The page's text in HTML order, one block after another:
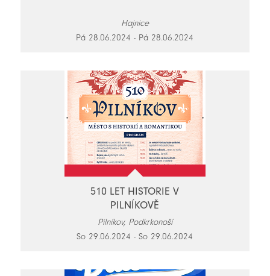
Hajnice
Pá 28.06.2024 - Pá 28.06.2024
510 LET HISTORIE V
PILNÍKOVĚ
Pilníkov, Podkrkonoší
So 29.06.2024 - So 29.06.2024